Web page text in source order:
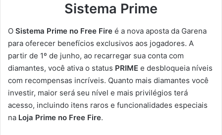
Sistema Prime
O Sistema Prime no Free Fire é a nova aposta da Garena
para oferecer benefícios exclusivos aos jogadores. A
partir de 1º de junho, ao recarregar sua conta com
diamantes, você ativa o status PRIME e desbloqueia níveis
com recompensas incríveis. Quanto mais diamantes você
investir, maior será seu nível e mais privilégios terá
acesso, incluindo itens raros e funcionalidades especiais
na Loja Prime no Free Fire.